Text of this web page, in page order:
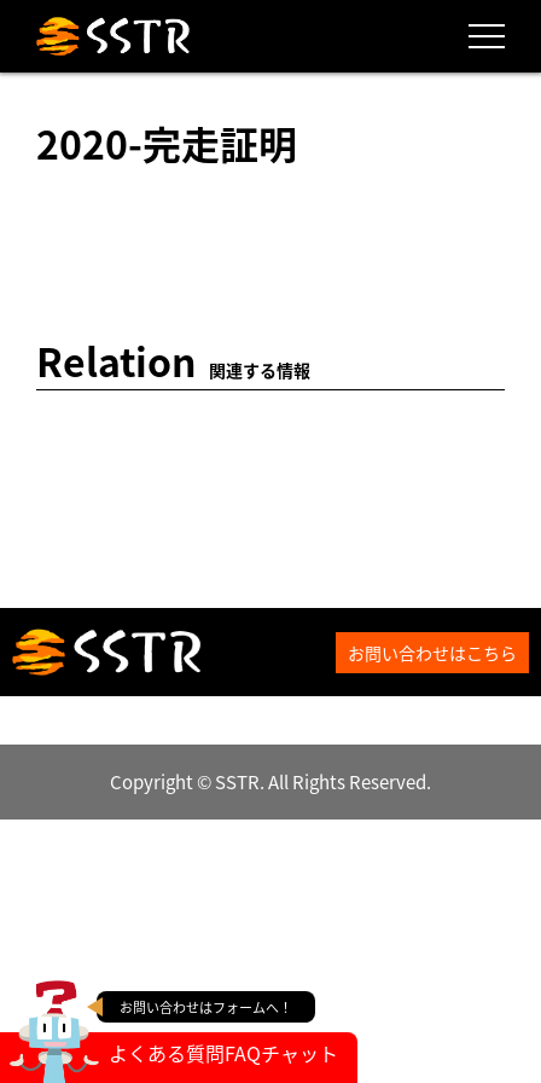
2020-完走証明
Relation 関連する情報
お問い合わせはこちら
Copyright © SSTR. All Rights Reserved.
よくある質問FAQチャット
お問い合わせはフォームへ！